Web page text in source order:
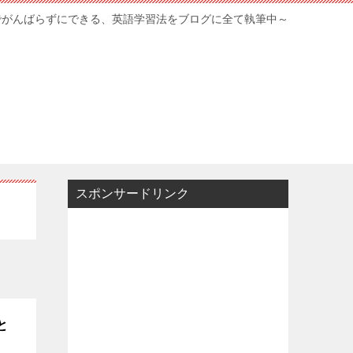
んばらずにできる、英語学習法をブログに全て執筆中～
スポンサードリンク